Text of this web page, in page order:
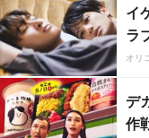
イ
ラ
オリ
デ
作